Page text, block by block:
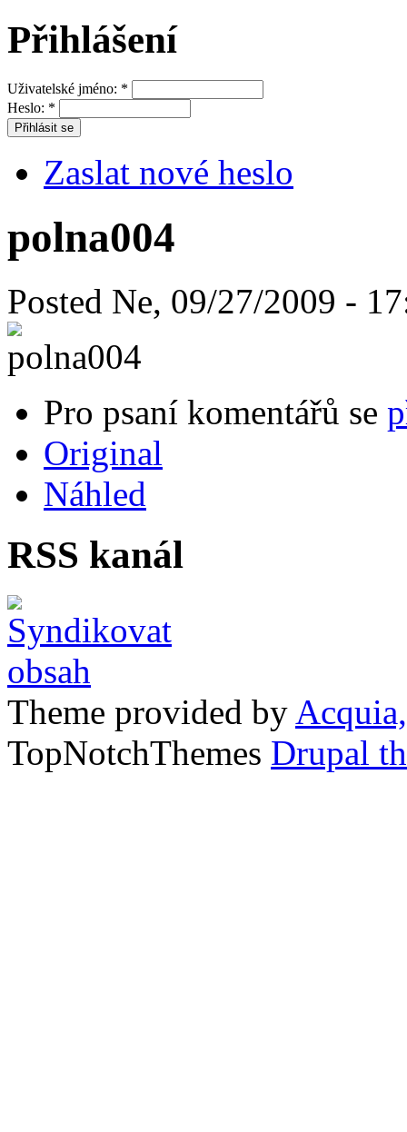
Přihlášení
Uživatelské jméno: *
Heslo: *
Zaslat nové heslo
polna004
Posted Ne, 09/27/2009 -
Pro psaní komentářů se
Original
Náhled
RSS kanál
Theme provided by
TopNotchThemes Drupal